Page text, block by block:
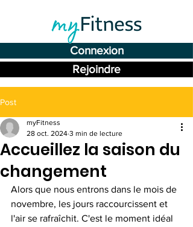
Connexion
Rejoindre
Post
Accueillez la saison du
changement
myFitness
28 oct. 2024 3 min de lecture
Alors que nous entrons dans le mois de
novembre, les jours raccourcissent et
l'air se rafraîchit. C'est le moment idéal